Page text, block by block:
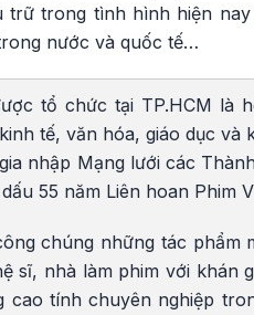
trong tình hình hiện
nước và quốc tế…
tổ chức tại TP.HCM là
tế, văn hóa, giáo dục
nhập Mạng lưới các
55 năm Liên hoan Phim
chúng những tác phẩm
sĩ, nhà làm phim với khán
cao tính chuyên nghiệp